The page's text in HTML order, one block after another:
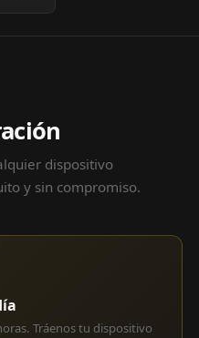
dispositivo
y sin compromiso.
Tráenos tu dispositivo